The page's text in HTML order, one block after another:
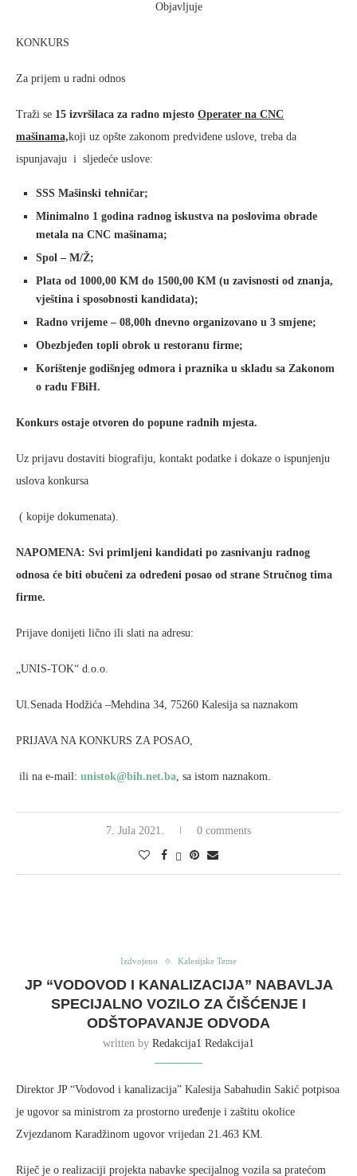
Objavljuje
KONKURS
Za prijem u radni odnos
Traži se 15 izvršilaca za radno mjesto Operater na CNC
mašinama,koji uz opšte zakonom predviđene uslove, treba da
ispunjavaju i sljedeće uslove:
SSS Mašinski tehničar;
Minimalno 1 godina radnog iskustva na poslovima obrade
metala na CNC mašinama;
Spol – M/Ž;
Plata od 1000,00 KM do 1500,00 KM (u zavisnosti od znanja,
vještina i sposobnosti kandidata);
Radno vrijeme – 08,00h dnevno organizovano u 3 smjene;
Obezbjeđen topli obrok u restoranu firme;
Korištenje godišnjeg odmora i praznika u skladu sa Zakonom
o radu FBiH.
Konkurs ostaje otvoren do popune radnih mjesta.
Uz prijavu dostaviti biografiju, kontakt podatke i dokaze o ispunjenju
uslova konkursa
( kopije dokumenata).
NAPOMENA: Svi primljeni kandidati po zasnivanju radnog
odnosa će biti obučeni za određeni posao od strane Stručnog tima
firme.
Prijave donijeti lično ili slati na adresu:
„UNIS-TOK“ d.o.o.
Ul.Senada Hodžića –Mehdina 34, 75260 Kalesija sa naznakom
PRIJAVA NA KONKURS ZA POSAO,
ili na e-mail: unistok@bih.net.ba, sa istom naznakom.
7. Jula 2021. 0 comments
Izdvojeno Kalesijske Teme
JP “VODOVOD I KANALIZACIJA” NABAVLJA
SPECIJALNO VOZILO ZA ČIŠĆENJE I
ODŠTOPAVANJE ODVODA
written by Redakcija1 Redakcija1
Direktor JP “Vodovod i kanalizacija” Kalesija Sabahudin Sakić potpisoa
je ugovor sa ministrom za prostorno uređenje i zaštitu okolice
Zvjezdanom Karadžinom ugovor vrijedan 21.463 KM.
Riječ je o realizaciji projekta nabavke specijalnog vozila sa pratećom